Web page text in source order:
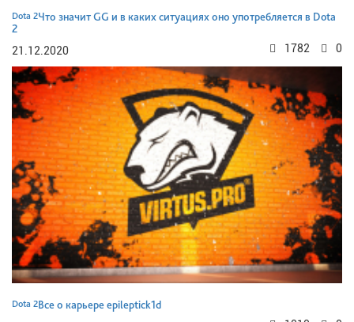
Dota 2Что значит GG и в каких ситуациях оно употребляется в Dota
2
21.12.2020
0
1782
Dota 2Все о карьере epileptick1d